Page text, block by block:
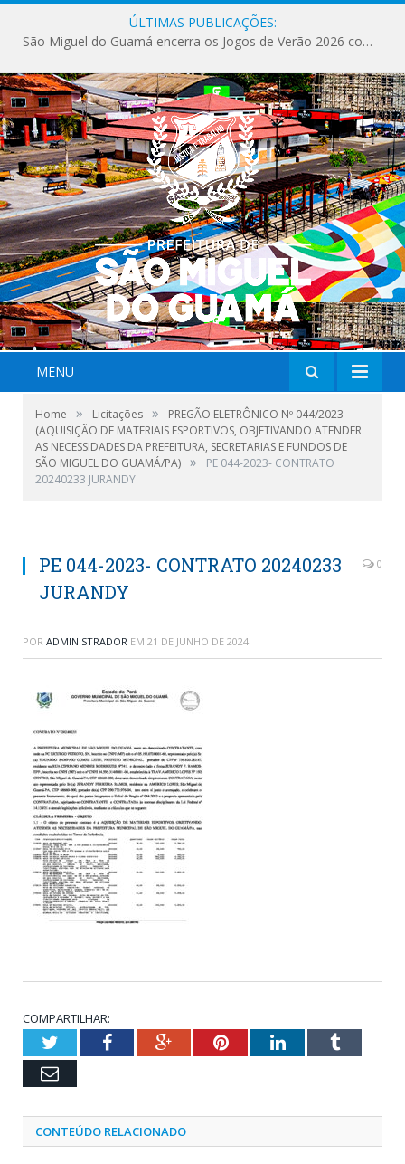
ÚLTIMAS PUBLICAÇÕES:
São Miguel do Guamá encerra os Jogos de Verão 2026 com sucesso de público e competições.
MENU
Home » Licitações »
PREGÃO ELETRÔNICO Nº 044/2023
(AQUISIÇÃO DE MATERIAIS ESPORTIVOS, OBJETIVANDO ATENDER
AS NECESSIDADES DA PREFEITURA, SECRETARIAS E FUNDOS DE
SÃO MIGUEL DO GUAMÁ/PA) »
PE 044-2023- CONTRATO
20240233 JURANDY
PE 044-2023- CONTRATO 20240233
JURANDY
0
POR ADMINISTRADOR EM 21 DE JUNHO DE 2024
COMPARTILHAR:
TwitterFacebookGoogle+PinterestLinkedInTumblr
Email
CONTEÚDO RELACIONADO